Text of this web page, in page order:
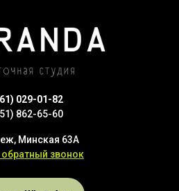
029-01-82
862-65-60
Минская 63А
обратный звонок